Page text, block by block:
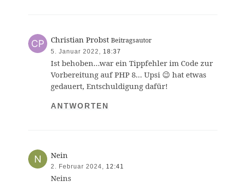
Christian Probst Beitragsautor
5. Januar 2022, 18:37
Ist behoben…war ein Tippfehler im Code zur
Vorbereitung auf PHP 8… Upsi 😉 hat etwas
gedauert, Entschuldigung dafür!
ANTWORTEN
Nein
2. Februar 2024, 12:41
Neins